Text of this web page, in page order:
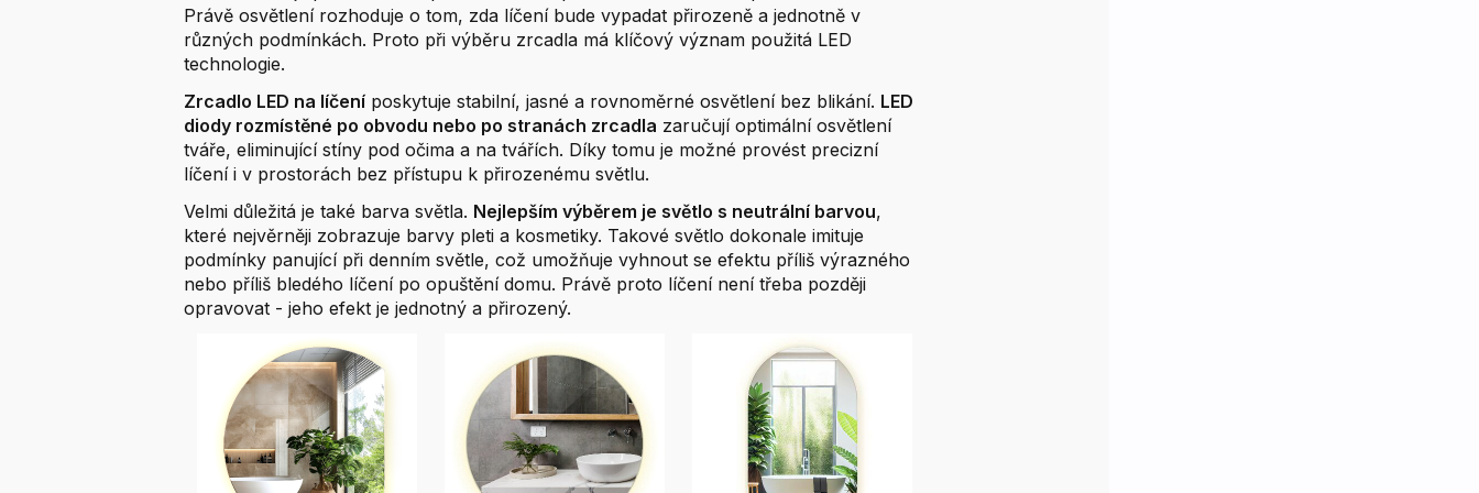
Právě osvětlení rozhoduje o tom, zda líčení bude vypadat přirozeně a jednotně v
různých podmínkách. Proto při výběru zrcadla má klíčový význam použitá LED
technologie.
Zrcadlo LED na líčení poskytuje stabilní, jasné a rovnoměrné osvětlení bez blikání. LED
diody rozmístěné po obvodu nebo po stranách zrcadla zaručují optimální osvětlení
tváře, eliminující stíny pod očima a na tvářích. Díky tomu je možné provést precizní
líčení i v prostorách bez přístupu k přirozenému světlu.
Velmi důležitá je také barva světla. Nejlepším výběrem je světlo s neutrální barvou,
které nejvěrněji zobrazuje barvy pleti a kosmetiky. Takové světlo dokonale imituje
podmínky panující při denním světle, což umožňuje vyhnout se efektu příliš výrazného
nebo příliš bledého líčení po opuštění domu. Právě proto líčení není třeba později
opravovat - jeho efekt je jednotný a přirozený.